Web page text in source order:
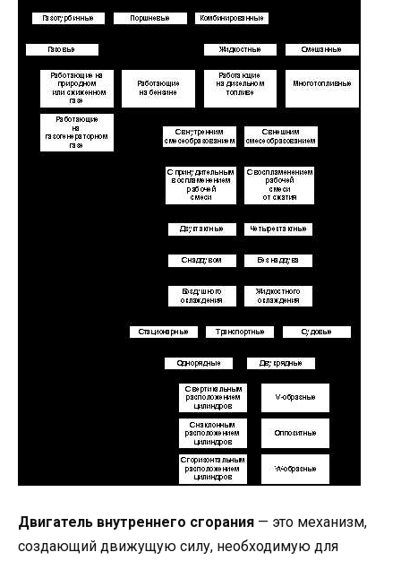
Двигатель внутреннего сгорания — это механизм,
создающий движущую силу, необходимую для